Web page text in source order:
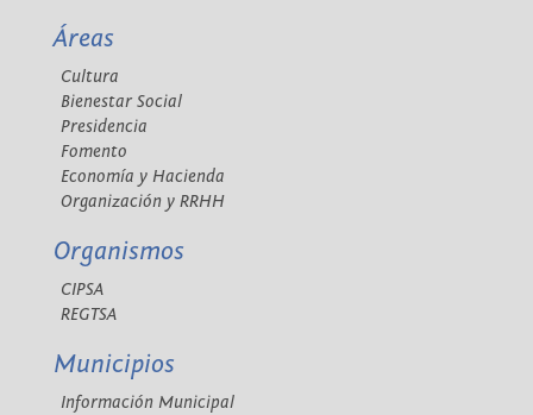
Áreas
Cultura
Bienestar Social
Presidencia
Fomento
Economía y Hacienda
Organización y RRHH
Organismos
CIPSA
REGTSA
Municipios
Información Municipal